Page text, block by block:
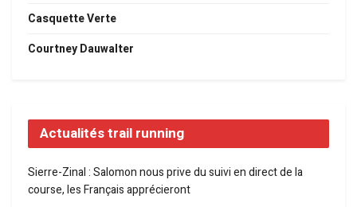
Casquette Verte
Courtney Dauwalter
Actualités trail running
Sierre-Zinal : Salomon nous prive du suivi en direct de la
course, les Français apprécieront